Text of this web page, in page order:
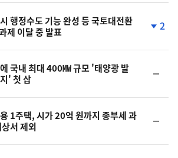
행정수도 기능 완성 등 국토대전환
제 이달 중 발표
2
국내 최대 400㎿ 규모 '태양광 발
' 첫 삽
일
1주택, 시가 20억 원까지 종부세 과
서 제외
일